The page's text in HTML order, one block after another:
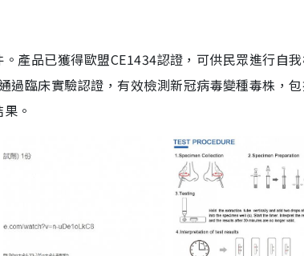
產品已獲得歐盟CE1434認證，可供民眾進行自
臨床實驗認證，有效檢測新冠病毒變種毒株，
。